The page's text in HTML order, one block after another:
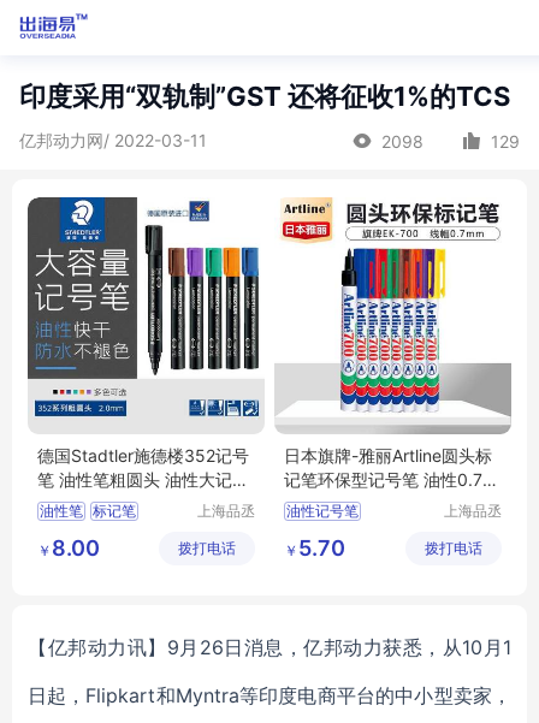
印度采用“双轨制”GST 还将征收1%的TCS
亿邦动力网/ 2022-03-11 2098 129
德国Stadtler施德楼352记号
笔 油性笔粗圆头 油性大记号
笔2.0mm
油性笔 标记笔
上海品丞
公司
￥ 8.00 拨打电话
日本旗牌-雅丽Artline圆头标
记笔环保型记号笔 油性0.7m
m EK-700
油性记号笔
上海品丞
公司
￥ 5.70 拨打电话
【亿邦动力讯】9月26日消息，亿邦动力获悉，从10月1
日起，Flipkart和Myntra等印度电商平台的中小型卖家，